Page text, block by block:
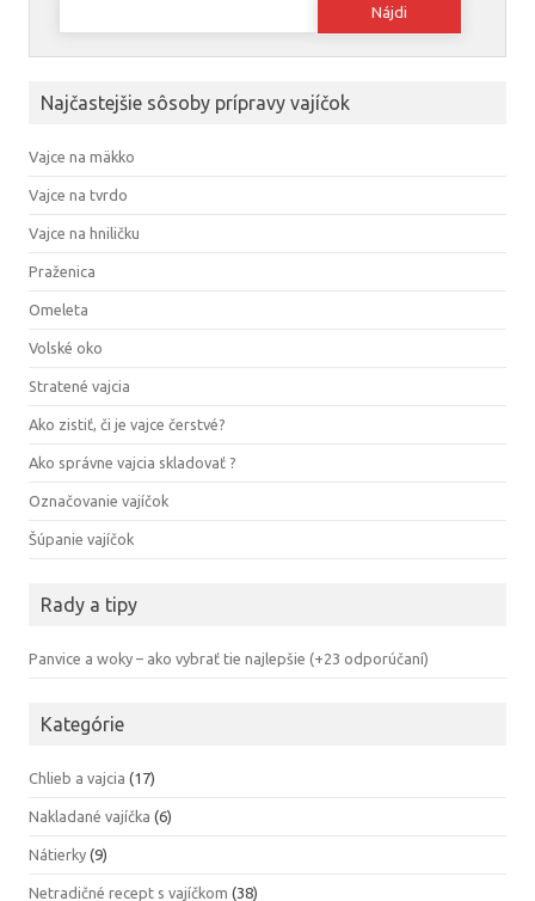
Najčastejšie sôsoby prípravy vajíčok
Vajce na mäkko
Vajce na tvrdo
Vajce na hniličku
Praženica
Omeleta
Volské oko
Stratené vajcia
Ako zistiť, či je vajce čerstvé?
Ako správne vajcia skladovať ?
Označovanie vajíčok
Šúpanie vajíčok
Rady a tipy
Panvice a woky – ako vybrať tie najlepšie (+23 odporúčaní)
Kategórie
Chlieb a vajcia (17)
Nakladané vajíčka (6)
Nátierky (9)
Netradičné recept s vajíčkom (38)